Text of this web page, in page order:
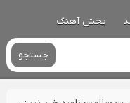
پخش آهنگ
جستجو